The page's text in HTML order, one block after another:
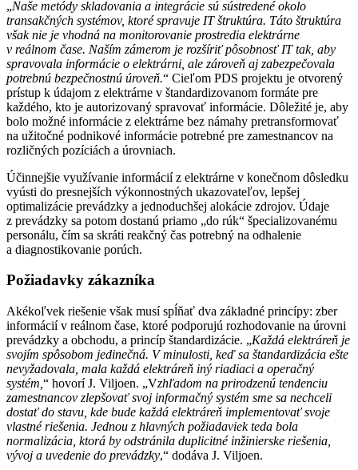
„Naše metódy skladovania a integrácie sú sústredené okolo
transakčných systémov, ktoré spravuje IT štruktúra. Táto štruktúra
však nie je vhodná na monitorovanie prostredia elektrárne
v reálnom čase. Naším zámerom je rozšíriť pôsobnosť IT tak, aby
spravovala informácie o elektrárni, ale zároveň aj zabezpečovala
potrebnú bezpečnostnú úroveň.“ Cieľom PDS projektu je otvorený
prístup k údajom z elektrárne v štandardizovanom formáte pre
každého, kto je autorizovaný spravovať informácie. Dôležité je, aby
bolo možné informácie z elektrárne bez námahy pretransformovať
na užitočné podnikové informácie potrebné pre zamestnancov na
rozličných pozíciách a úrovniach.
Účinnejšie využívanie informácií z elektrárne v konečnom dôsledku
vyústi do presnejších výkonnostných ukazovateľov, lepšej
optimalizácie prevádzky a jednoduchšej alokácie zdrojov. Údaje
z prevádzky sa potom dostanú priamo „do rúk“ špecializovanému
personálu, čím sa skráti reakčný čas potrebný na odhalenie
a diagnostikovanie porúch.
Požiadavky zákazníka
Akékoľvek riešenie však musí spĺňať dva základné princípy: zber
informácií v reálnom čase, ktoré podporujú rozhodovanie na úrovni
prevádzky a obchodu, a princíp štandardizácie. „Každá elektráreň je
svojím spôsobom jedinečná. V minulosti, keď sa štandardizácia ešte
nevyžadovala, mala každá elektráreň iný riadiaci a operačný
systém, “ hovorí J. Viljoen. „Vzhľadom na prirodzenú tendenciu
zamestnancov zlepšovať svoj informačný systém sme sa nechceli
dostať do stavu, kde bude každá elektráreň implementovať svoje
vlastné riešenia. Jednou z hlavných požiadaviek teda bola
normalizácia, ktorá by odstránila duplicitné inžinierske riešenia,
vývoj a uvedenie do prevádzky,“ dodáva J. Viljoen.